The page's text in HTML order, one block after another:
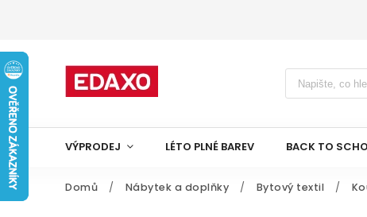
VÝPRODEJ LÉTO PLNÉ BAREV BACK TO
Domů / Nábytek a doplňky / Bytový textil /